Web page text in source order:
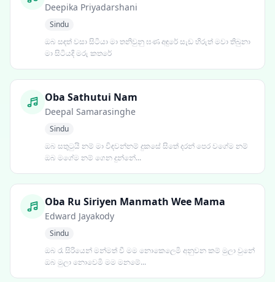
Deepika Priyadarshani
Sindu
ඔබ සඳත් වසා සිටියා මා තනිවුනු ඝණ අඳුරේ සැඩ හිරුත් මවා තිබුනා
මා සිටියදි මරු කතරේ
Oba Sathutui Nam
Deepal Samarasinghe
Sindu
ඔබ සතුටුයි නම් මා විඳවන්නම් දුකසේ සිතේ දරන් පෙර වගේම නම්
ඔබ මගේම නම් ගෙන දුන්නේ...
Oba Ru Siriyen Manmath Wee Mama
Edward Jayakody
Sindu
ඔබ රෑ සිරියෙන් මන්මත් වී මම නොකෙලෙමි අනුවන කම් මුලා වුනේ
ඔබ මුලා නොවෙමි මම මනමේ...